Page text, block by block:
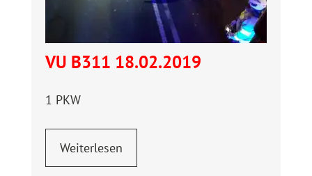
VU B311 18.02.2019
1 PKW
Weiterlesen